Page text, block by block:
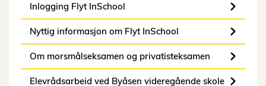
Inlogging Flyt InSchool
Nyttig informasjon om Flyt InSchool
Om morsmålseksamen og privatisteksamen
Elevrådsarbeid ved Byåsen videregående skole